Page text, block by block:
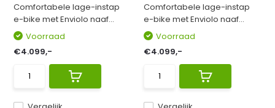
Comfortabele lage-instap
e-bike met Enviolo naaf...
Voorraad
€4.099,-
Comfortabele lage-instap
e-bike met Enviolo naaf...
Voorraad
€4.099,-